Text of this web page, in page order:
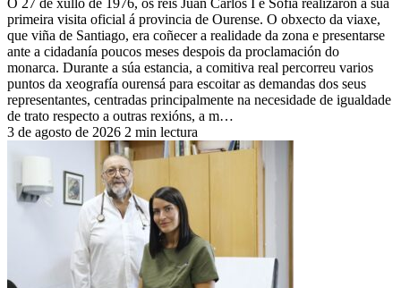
primeira visita oficial á provincia de Ourense. O obxecto da viaxe,
que viña de Santiago, era coñecer a realidade da zona e presentarse
ante a cidadanía poucos meses despois da proclamación do
monarca. Durante a súa estancia, a comitiva real percorreu varios
puntos da xeografía ourensá para escoitar as demandas dos seus
representantes, centradas principalmente na necesidade de igualdade
de trato respecto a outras rexións, a m…
3 de agosto de 2026 2 min lectura